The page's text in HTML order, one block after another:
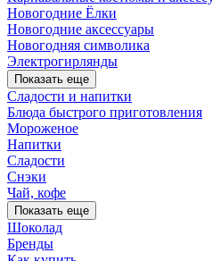
Новогодние Ёлки
Новогодние аксессуары
Новогодняя символика
Электрогирлянды
Показать еще
Сладости и напитки
Блюда быстрого приготовления
Мороженое
Напитки
Сладости
Снэки
Чай, кофе
Показать еще
Шоколад
Бренды